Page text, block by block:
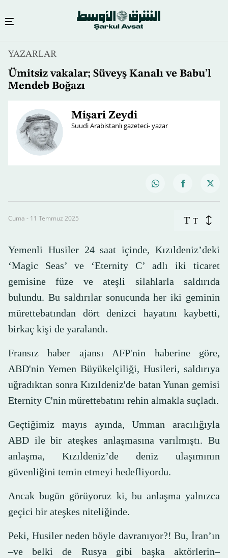
YAZARLAR
Ümitsiz vakalar; Süveyş Kanalı ve Babu’l
Mendeb Boğazı
Mişari Zeydi
Suudi Arabistanlı gazeteci- yazar
Cuma - 11 Temmuz 2025 T T
Yemenli Husiler 24 saat içinde, Kızıldeniz’deki
‘Magic Seas’ ve ‘Eternity C’ adlı iki ticaret
gemisine füze ve ateşli silahlarla saldırıda
bulundu. Bu saldırılar sonucunda her iki geminin
mürettebatından dört denizci hayatını kaybetti,
birkaç kişi de yaralandı.
Fransız haber ajansı AFP'nin haberine göre,
ABD'nin Yemen Büyükelçiliği, Husileri, saldırıya
uğradıktan sonra Kızıldeniz'de batan Yunan gemisi
Eternity C'nin mürettebatını rehin almakla suçladı.
Geçtiğimiz mayıs ayında, Umman aracılığıyla
ABD ile bir ateşkes anlaşmasına varılmıştı. Bu
anlaşma, Kızıldeniz’de deniz ulaşımının
güvenliğini temin etmeyi hedefliyordu.
Ancak bugün görüyoruz ki, bu anlaşma yalnızca
geçici bir ateşkes niteliğinde.
Peki, Husiler neden böyle davranıyor?! Bu, İran’ın
–ve belki de Rusya gibi başka aktörlerin–